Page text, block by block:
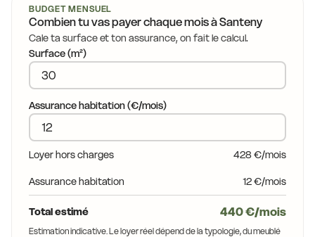
BUDGET MENSUEL
Combien tu vas payer chaque mois àSanteny
Cale ta surface et ton assurance, on fait le calcul.
Surface (m²)
Assurance habitation (€/mois)
Loyer hors charges 428 €/mois
Assurance habitation 12 €/mois
Total estimé 440 €/mois
Estimation indicative. Le loyer réel dépend de la typologie, du meublé